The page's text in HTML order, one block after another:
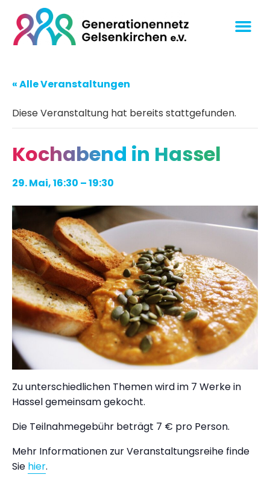
« Alle Veranstaltungen
Diese Veranstaltung hat bereits stattgefunden.
Kochabend in Hassel
29. Mai, 16:30 –19:30
Zu unterschiedlichen Themen wird im 7 Werke in
Hassel gemeinsam gekocht.
Die Teilnahmegebühr beträgt 7 € pro Person.
Mehr Informationen zur Veranstaltungsreihe finde
Sie hier.